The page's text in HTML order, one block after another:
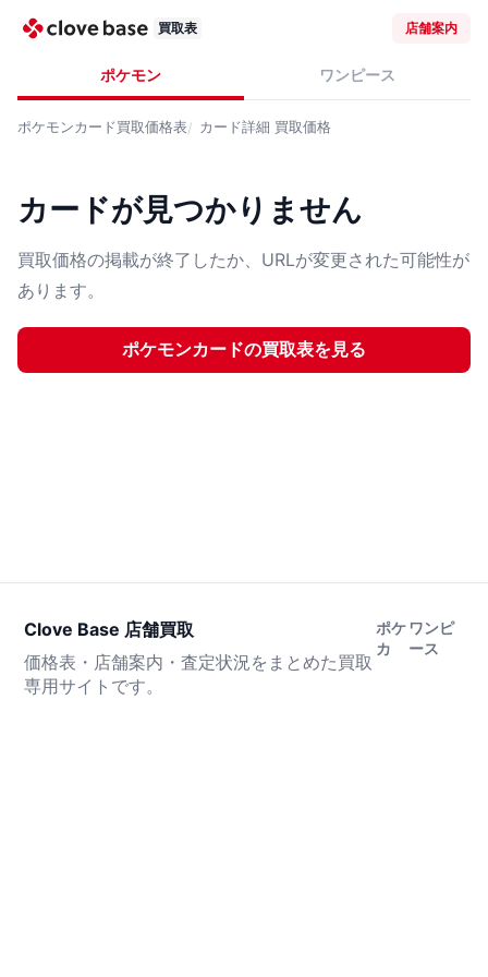
買取表 店舗案内
ポケモン ワンピース
ポケモンカード買取価格表 カード詳細 買取価格
カードが見つかりません
買取価格の掲載が終了したか、URLが変更された可能性が
あります。
ポケモンカードの買取表を見る
Clove Base 店舗買取
価格表・店舗案内・査定状況をまとめた買取
専用サイトです。
ポケ
カ
ワンピ
ース